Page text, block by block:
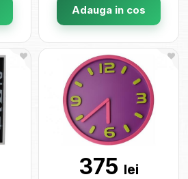
Adauga in cos
375 lei